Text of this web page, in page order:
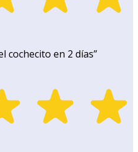
cochecito en 2 días”